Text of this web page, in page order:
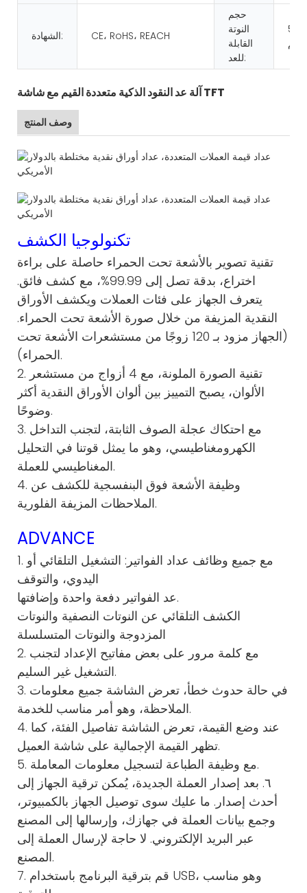
الشهادة: CE، RoHS، REACH
حجم
النوتة
القابلة
للعد:
آلة عد النقود الذكية متعددة القيم مع شاشة TFT
وصف المنتج
تكنولوجيا الكشف
تقنية تصوير بالأشعة تحت الحمراء حاصلة على براءة
اختراع، بدقة تصل إلى 99.99%، مع كشف فائق.
يتعرف الجهاز على فئات العملات ويكشف الأوراق
النقدية المزيفة من خلال صورة الأشعة تحت الحمراء.
(الجهاز مزود بـ 120 زوجًا من مستشعرات الأشعة تحت
الحمراء).
2. تقنية الصورة الملونة، مع 4 أزواج من مستشعر
الألوان، يصبح التمييز بين ألوان الأوراق النقدية أكثر
وضوحًا.
3. مع احتكاك عجلة الصوف الثابتة، لتجنب التداخل
الكهرومغناطيسي، وهو ما يمثل قوتنا في التحليل
المغناطيسي للعملة.
4. وظيفة الأشعة فوق البنفسجية للكشف عن
الملاحظات المزيفة الفلورية.
ADVANCE
1. مع جميع وظائف عداد الفواتير: التشغيل التلقائي أو
اليدوي، والتوقف
عد الفواتير دفعة واحدة وإضافتها.
الكشف التلقائي عن النوتات النصفية والنوتات
المزدوجة والنوتات المتسلسلة
2. مع كلمة مرور على بعض مفاتيح الإعداد لتجنب
التشغيل غير السليم.
3. في حالة حدوث خطأ، تعرض الشاشة جميع معلومات
الملاحظة، وهو أمر مناسب للخدمة.
4. عند وضع القيمة، تعرض الشاشة تفاصيل الفئة، كما
تظهر القيمة الإجمالية على شاشة العميل.
5. مع وظيفة الطباعة لتسجيل معلومات المعاملة.
٦. بعد إصدار العملة الجديدة، يُمكن ترقية الجهاز إلى
أحدث إصدار. ما عليك سوى توصيل الجهاز بالكمبيوتر،
وجمع بيانات العملة في جهازك، وإرسالها إلى المصنع
عبر البريد الإلكتروني. لا حاجة لإرسال العملة إلى
المصنع.
7. قم بترقية البرنامج باستخدام USB، وهو مناسب